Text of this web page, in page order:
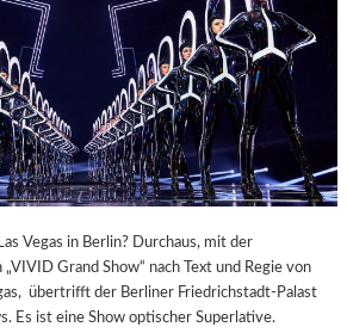
Vegas in Berlin? Durchaus, mit der
Grand Show“ nach Text und Regie von
übertrifft der Berliner Friedrichstadt-Palast
Es ist eine Show optischer Superlative.